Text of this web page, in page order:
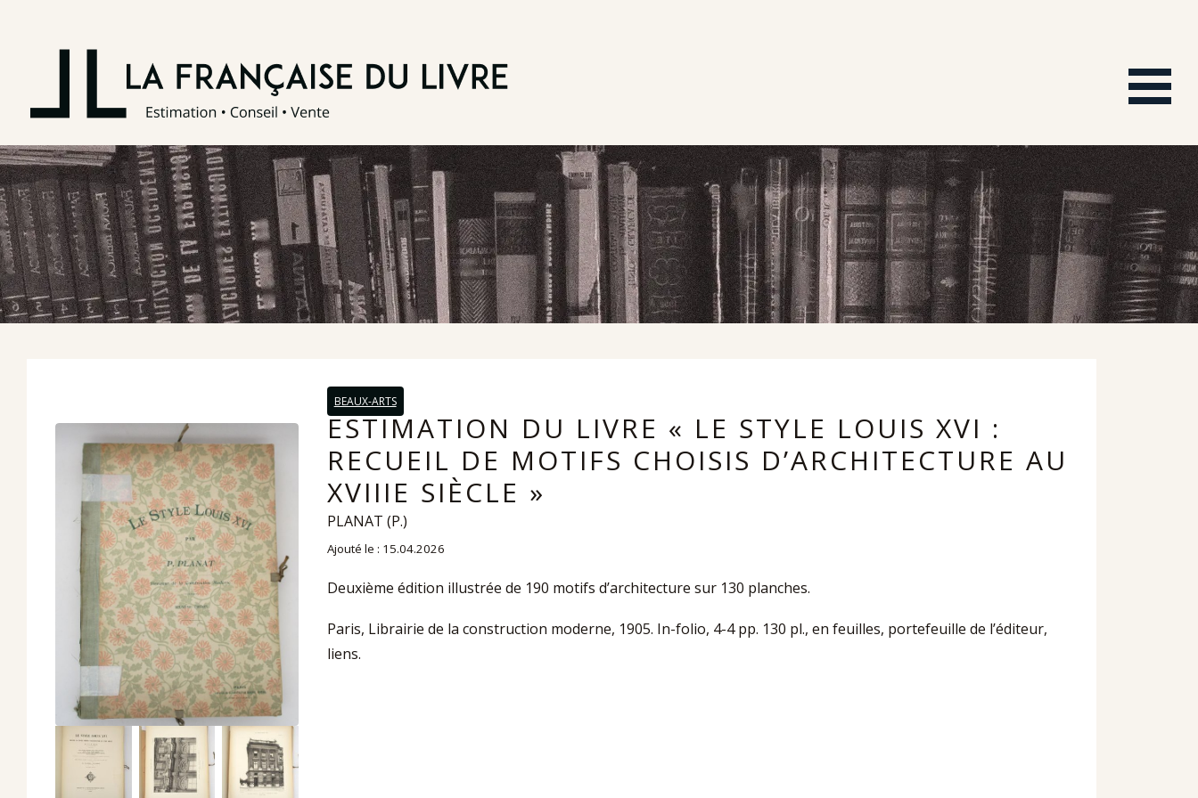
BEAUX-ARTS
ESTIMATION DU LIVRE « LE STYLE LOUIS XVI :
RECUEIL DE MOTIFS CHOISIS D’ARCHITECTURE AU
XVIIIE SIÈCLE »
PLANAT (P.)
Ajouté le : 15.04.2026
Deuxième édition illustrée de 190 motifs d’architecture sur 130 planches.
Paris, Librairie de la construction moderne, 1905. In-folio, 4-4 pp. 130 pl., en feuilles, portefeuille de l’éditeur,
liens.